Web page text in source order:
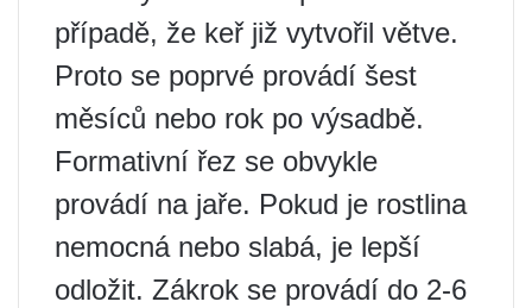
případě, že keř již vytvořil větve.
Proto se poprvé provádí šest
měsíců nebo rok po výsadbě.
Formativní řez se obvykle
provádí na jaře. Pokud je rostlina
nemocná nebo slabá, je lepší
odložit. Zákrok se provádí do 2-6